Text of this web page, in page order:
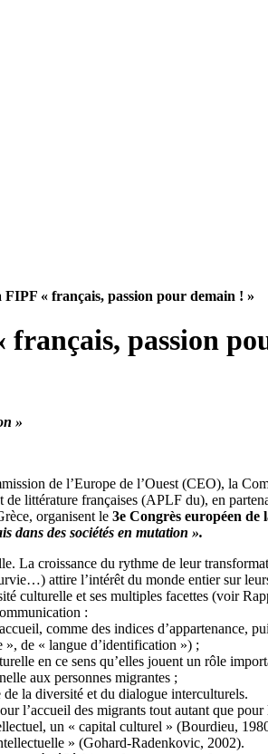
FIPF « français, passion pour demain ! »
français, passion
»
de l’Europe de l’Ouest (CEO), la
littérature françaises (APLF du), en
organisent le 3e Congrès européen de
dans des sociétés en mutation ».
La croissance du rythme de leur
attire l’intérêt du monde entier sur
culturelle et ses multiples facettes (voir
:
comme des indices d’appartenance,
de « langue d’identification ») ;
en ce sens qu’elles jouent un rôle
aux personnes migrantes ;
la diversité et du dialogue interculturels.
l’accueil des migrants tout autant que
un « capital culturel » (Bourdieu,
» (Gohard-Radenkovic, 2002).